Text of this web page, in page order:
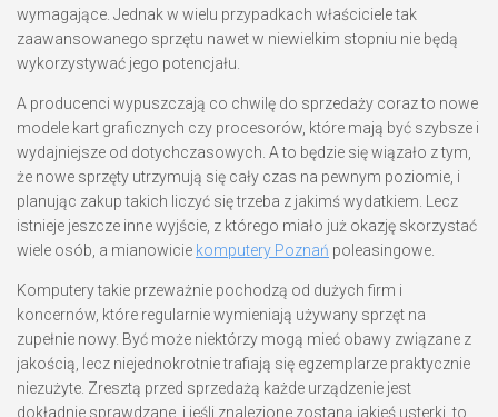
wymagające. Jednak w wielu przypadkach właściciele tak
zaawansowanego sprzętu nawet w niewielkim stopniu nie będą
wykorzystywać jego potencjału.
A producenci wypuszczają co chwilę do sprzedaży coraz to nowe
modele kart graficznych czy procesorów, które mają być szybsze i
wydajniejsze od dotychczasowych. A to będzie się wiązało z tym,
że nowe sprzęty utrzymują się cały czas na pewnym poziomie, i
planując zakup takich liczyć się trzeba z jakimś wydatkiem. Lecz
istnieje jeszcze inne wyjście, z którego miało już okazję skorzystać
wiele osób, a mianowicie komputery Poznań poleasingowe.
Komputery takie przeważnie pochodzą od dużych firm i
koncernów, które regularnie wymieniają używany sprzęt na
zupełnie nowy. Być może niektórzy mogą mieć obawy związane z
jakością, lecz niejednokrotnie trafiają się egzemplarze praktycznie
niezużyte. Zresztą przed sprzedażą każde urządzenie jest
dokładnie sprawdzane, i jeśli znalezione zostaną jakieś usterki, to